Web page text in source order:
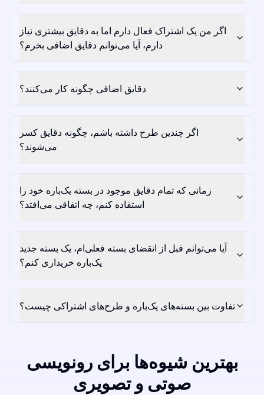
اگر من یک اشتراک فعال دارم اما به دقایق بیشتری نیاز
دارم، آیا می‌توانم دقایق اضافی بخرم؟
دقایق اضافی چگونه کار می‌کنند؟
اگر چندین طرح داشته باشم، چگونه دقایق کسر
می‌شوند؟
زمانی که تمام دقایق موجود در بسته یک‌باره خود را
استفاده کنم، چه اتفاقی می‌افتد؟
آیا می‌توانم قبل از انقضای بسته فعلی‌ام، یک بسته جدید
یک‌باره خریداری کنم؟
تفاوت بین بسته‌های یک‌باره و طرح‌های اشتراکی چیست؟
بهترین شیوه‌ها برای رونویسی
صوتی و تصویری